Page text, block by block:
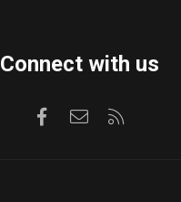
Connect with us
FacebookKontaktirajte nas